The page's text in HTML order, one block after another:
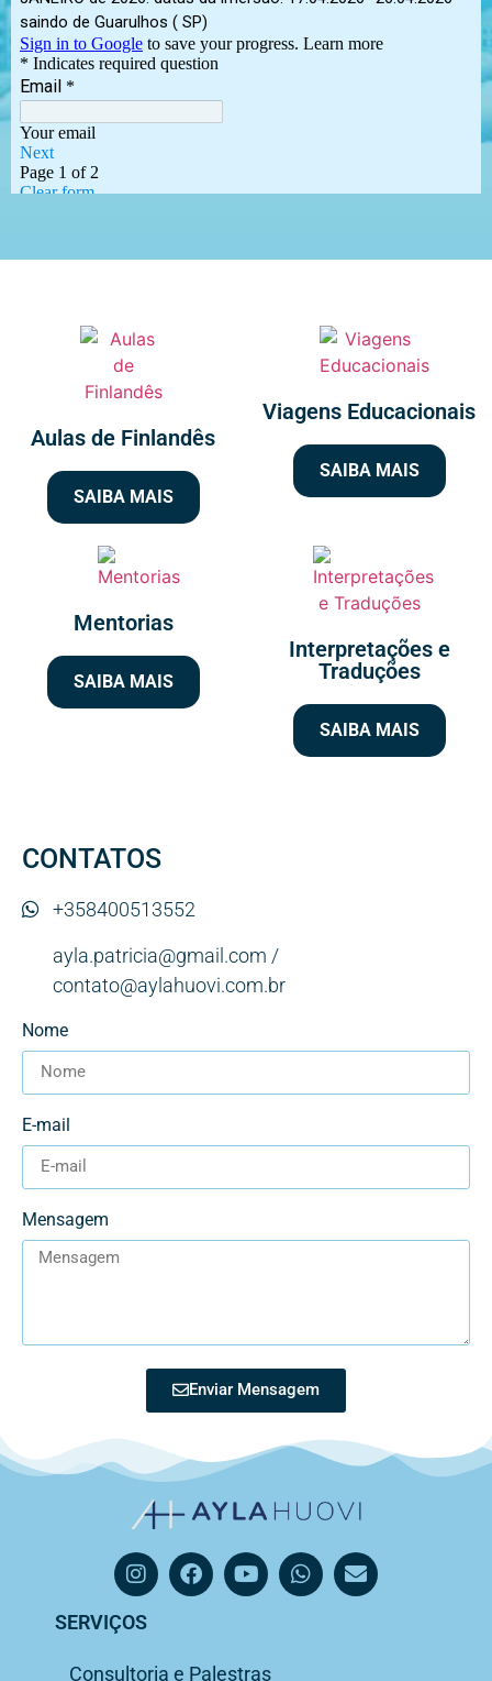
Aulas de Finlandês
SAIBA MAIS
Viagens Educacionais
SAIBA MAIS
Mentorias
SAIBA MAIS
Interpretações e
Traduções
SAIBA MAIS
CONTATOS
+358400513552
ayla.patricia@gmail.com /
contato@aylahuovi.com.br
Nome
E-mail
Mensagem
Enviar Mensagem
SERVIÇOS
Consultoria e Palestras